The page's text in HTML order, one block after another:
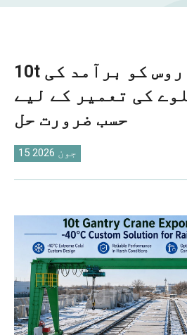
10t گینٹری کرین روس کو برآمد کی
ریلوے کی تعمیر کے لیے
حسب ضرورت حل
15 جون 2026
Kiswahili
Dansk
Norsk
O‘zbekcha